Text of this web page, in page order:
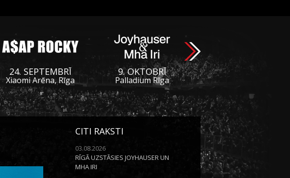
24. SEPTEMBRĪ
Xiaomi Arēna, Rīga
9. OKTOBRĪ
Palladium Rīga
CITI RAKSTI
03.08.2026
RĪGĀ UZSTĀSIES JOYHAUSER UN
MHA IRI